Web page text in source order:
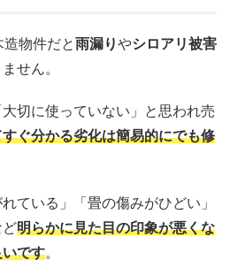
物件だと 雨漏りやシロアリ被害
せん。
切に使っていない」と思われ売
すぐ分かる劣化は簡易的にでも修
ている」「畳の傷みがひどい」
ど明らかに見た目の印象が悪くな
です。